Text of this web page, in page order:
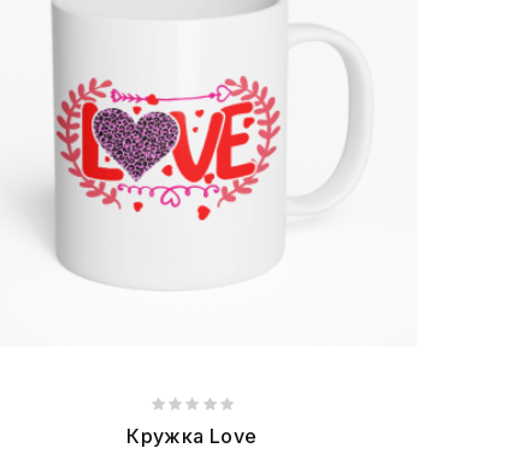
Кружка Love